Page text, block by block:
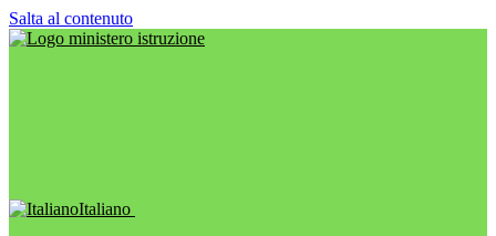
Salta al contenuto
Italiano